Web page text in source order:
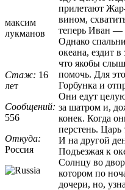
максим
лукманов
Стаж: 16
лет
Сообщений:
556
Откуда:
Россия
прилетают
вином,
теперь Иван —
Однако
океана, ездит
что якобы
помочь. Для
Горбунка и
Они едут
за шатром и,
конек. Когда
перстень.
И на другой
Подъезжая к
Солнцу во
котором по
дочери, но,